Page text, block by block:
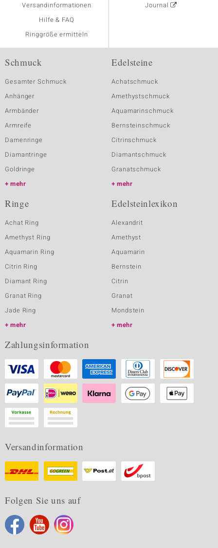
Versandinformationen
Hilfe & FAQ
Ringgröße ermitteln
Journal
Schmuck
Gesamter Schmuck
Anhänger
Armbänder
Armreife
Damenringe
Diamantringe
Goldringe
mehr
Edelsteine
Achatschmuck
Amethystschmuck
Aquamarinschmuck
Bernsteinschmuck
Citrinschmuck
Diamantschmuck
Granatschmuck
mehr
Ringe
Achat Ring
Amethyst Ring
Aquamarin Ring
Citrin Ring
Diamant Ring
Granat Ring
Jade Ring
mehr
Edelsteinlexikon
Alexandrit
Amethyst
Aquamarin
Bernstein
Citrin
Granat
Mondstein
mehr
Zahlungsinformation
Versandinformation
Folgen Sie uns auf